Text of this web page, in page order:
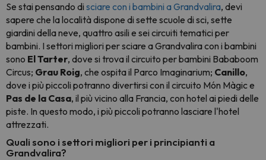
Se stai pensando di sciare con i bambini a Grandvalira, devi
sapere che la località dispone di sette scuole di sci, sette
giardini della neve, quattro asili e sei circuiti tematici per
bambini. I settori migliori per sciare a Grandvalira con i bambini
sono El Tarter, dove si trova il circuito per bambini Bababoom
Circus; Grau Roig, che ospita il Parco Imaginarium; Canillo,
dove i più piccoli potranno divertirsi con il circuito Món Màgic e
Pas de la Casa, il più vicino alla Francia, con hotel ai piedi delle
piste. In questo modo, i più piccoli potranno lasciare l'hotel
attrezzati.
Quali sono i settori migliori per i principianti a
Grandvalira?